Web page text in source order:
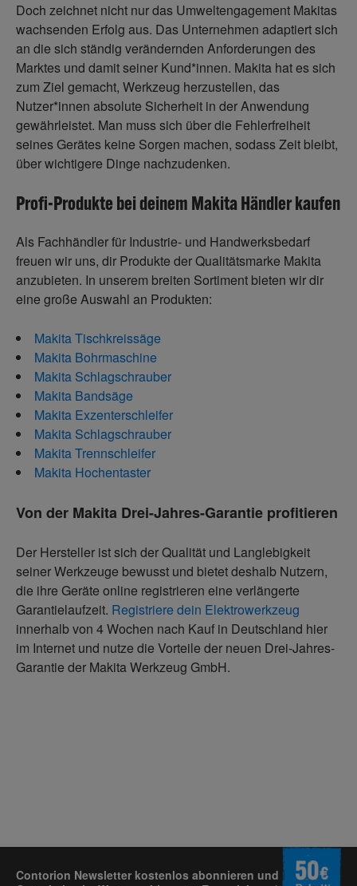
Doch zeichnet nicht nur das Umweltengagement Makitas
wachsenden Erfolg aus. Das Unternehmen adaptiert sich
an die sich ständig verändernden Anforderungen des
Marktes und damit seiner Kund*innen. Makita hat es sich
zum Ziel gemacht, Werkzeug herzustellen, das
Nutzer*innen absolute Sicherheit in der Anwendung
gewährleistet. Man muss sich über die Fehlerfreiheit
seines Gerätes keine Sorgen machen, sodass Zeit bleibt,
über wichtigere Dinge nachzudenken.
Profi-Produkte bei deinem Makita Händler kaufen
Als Fachhändler für Industrie- und Handwerksbedarf
freuen wir uns, dir Produkte der Qualitätsmarke Makita
anzubieten. In unserem breiten Sortiment bieten wir dir
eine große Auswahl an Produkten:
Makita Tischkreissäge
Makita Bohrmaschine
Makita Schlagschrauber
Makita Bandsäge
Makita Exzenterschleifer
Makita Schlagschrauber
Makita Trennschleifer
Makita Hochentaster
Von der Makita Drei-Jahres-Garantie profitieren
Der Hersteller ist sich der Qualität und Langlebigkeit
seiner Werkzeuge bewusst und bietet deshalb Nutzern,
die ihre Geräte online registrieren eine verlängerte
Garantielaufzeit. Registriere dein Elektrowerkzeug
innerhalb von 4 Wochen nach Kauf in Deutschland hier
im Internet und nutze die Vorteile der neuen Drei-Jahres-
Garantie der Makita Werkzeug GmbH.
Contorion Newsletter kostenlos abonnieren und